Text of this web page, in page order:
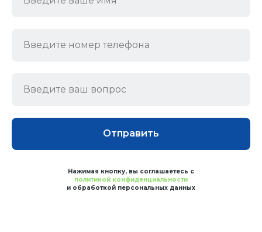
Отправить
Нажимая кнопку, вы соглашаетесь с
политикой конфиденциальности
и обработкой персональных данных